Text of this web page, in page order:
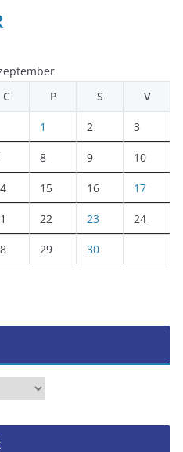
C P S V
1 2 3
8 9 10
15 16 17
22 23 24
29 30